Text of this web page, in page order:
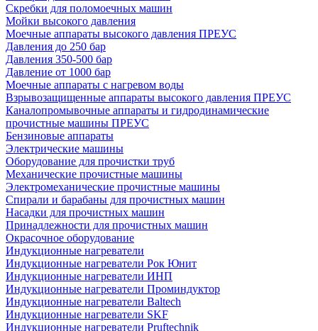
Скребки для поломоечных машин
Мойки высокого давления
Моечные аппараты высокого давления ПРЕУС
Давления до 250 бар
Давления 350-500 бар
Давление от 1000 бар
Моечные аппараты с нагревом воды
Взрывозащищенные аппараты высокого давления ПРЕУС
Каналопромывочные аппараты и гидродинамические
прочистные машины ПРЕУС
Бензиновые аппараты
Электрические машины
Оборудование для прочистки труб
Механические прочистные машины
Электромеханические прочистные машины
Спирали и барабаны для прочистных машин
Насадки для прочистных машин
Принадлежности для прочистных машин
Окрасочное оборудование
Индукционные нагреватели
Индукционные нагреватели Рок Юнит
Индукционные нагреватели ИНП
Индукционные нагреватели Проминдуктор
Индукционные нагреватели Baltech
Индукционные нагреватели SKF
Индукционные нагреватели Pruftechnik